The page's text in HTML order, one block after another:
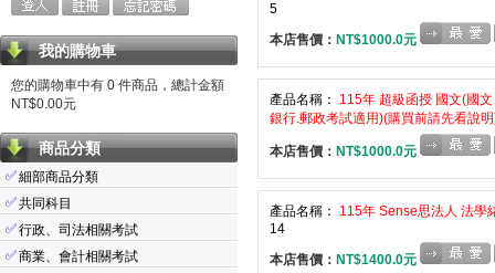
我的購物車
您的購物車中有 0 件商品，總計金額
NT$0.00元
商品分類
✅細部商品分類
✅共同科目
✅行政、司法相關考試
✅商業、會計相關考試
5
本店售價： NT$1000.0元
產品名稱：
115年 超級函授 國文(國
銀行.郵政考試適用)(購買前請先看說
本店售價： NT$1000.0元
產品名稱：
115年 Sense思法人 法學
14
本店售價： NT$1400.0元